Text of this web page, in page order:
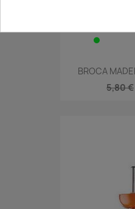
BROCA
5,80 €